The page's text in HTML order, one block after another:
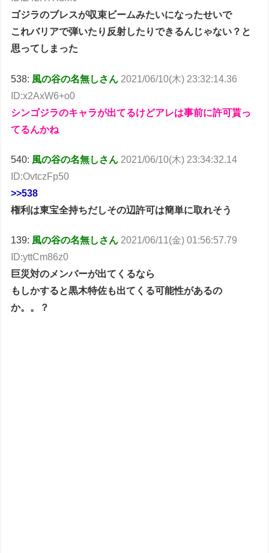
ゴジラのブレスが収束ビームみたいになったせいで
これバリアで弾いたり反射したりできるんじゃない？と
思ってしまった
538: 風の谷の名無しさん 2021/06/10(木) 23:32:14.36
ID:x2AxW6+o0
シンゴジラのキャラが出てるけどアレは事前に許可貰っ
てるんかね
540: 風の谷の名無しさん 2021/06/10(木) 23:34:32.14
ID:OvtczFp50
>>538
権利は東宝全持ちだしその辺許可は簡単に取れそう
139: 風の谷の名無しさん 2021/06/11(金) 01:56:57.79
ID:yttCm86z0
巨災対のメンバーが出てくるなら
もしかすると黒木特佐も出てくる可能性があるの
か。。？